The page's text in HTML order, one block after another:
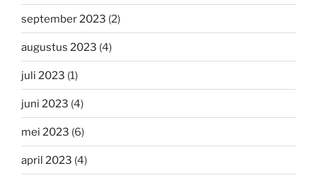
september 2023 (2)
augustus 2023 (4)
juli 2023 (1)
juni 2023 (4)
mei 2023 (6)
april 2023 (4)